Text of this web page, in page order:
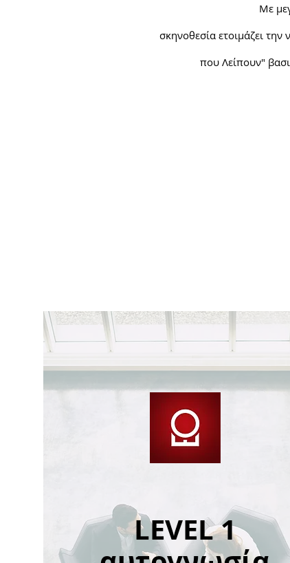
Με
σκηνοθεσία ετοιμάζει την
που Λείπουν"
LEVEL 1